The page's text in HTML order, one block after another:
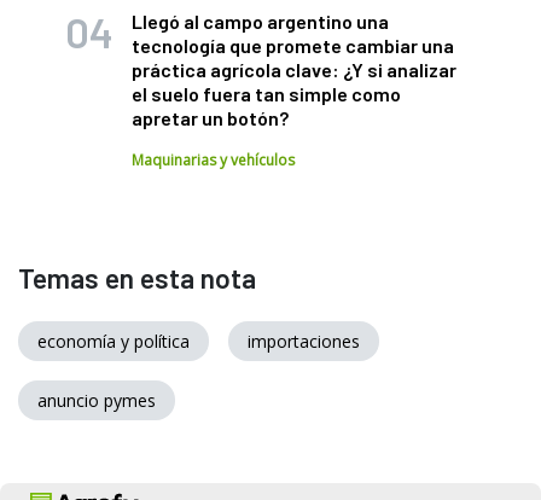
Llegó al campo argentino una
tecnología que promete cambiar una
práctica agrícola clave: ¿Y si analizar
el suelo fuera tan simple como
apretar un botón?
Maquinarias y vehículos
Temas en esta nota
economía y política importaciones
anuncio pymes